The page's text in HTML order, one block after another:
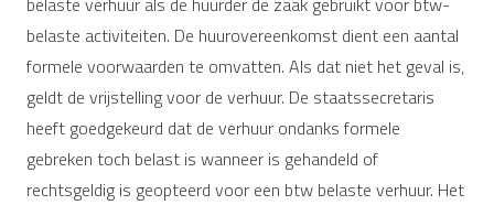
belaste activiteiten. De huurovereenkomst dient een aantal
formele voorwaarden te omvatten. Als dat niet het geval is,
geldt de vrijstelling voor de verhuur. De staatssecretaris
heeft goedgekeurd dat de verhuur ondanks formele
gebreken toch belast is wanneer is gehandeld of
rechtsgeldig is geopteerd voor een btw belaste verhuur. Het